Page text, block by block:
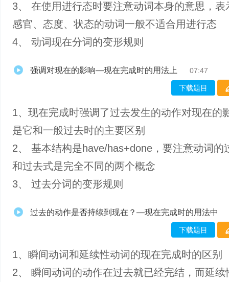
3、 在使用进行态时要注意动词本身的意思，表
感官、态度、状态的动词一般不适合用进行态
4、 动词现在分词的变形规则
强调对现在的影响—现在完成时的用法上 07:47
下载题目
1、现在完成时强调了过去发生的动作对现在的
是它和一般过去时的主要区别
2、 基本结构是have/has+done，要注意动词的
和过去式是完全不同的两个概念
3、 过去分词的变形规则
过去的动作是否持续到现在？—现在完成时的用法中
下载题目
1、瞬间动词和延续性动词的现在完成时的区别
2、 瞬间动词的动作在过去就已经完结，而延续